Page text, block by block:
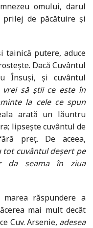
omului, darul
de păcătuire și
tainică putere, aduce
Dacă Cuvântul
Însuși, și cuvântul
vrei să știi ce este în
la cele ce spun
arată un lăuntru
lipsește cuvântul de
preț. De aceea,
tot cuvântul deșert pe
da seama în ziua
răspundere a
mai mult decât
Cuv. Arsenie, adesea